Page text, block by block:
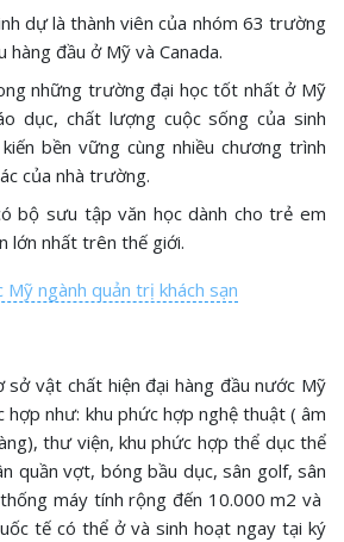
dự là thành viên của nhóm 63 trường
hàng đầu ở Mỹ và Canada.
những trường đại học tốt nhất ở Mỹ
dục, chất lượng cuộc sống của sinh
bền vững cùng nhiều chương trình
của nhà trường.
bộ sưu tập văn học dành cho trẻ em
lớn nhất trên thế giới.
Mỹ ngành quản trị khách sạn
sở vật chất hiện đại hàng đầu nước Mỹ
hợp như: khu phức hợp nghệ thuật ( âm
thư viện, khu phức hợp thể dục thể
quần vợt, bóng bầu dục, sân golf, sân
máy tính rộng đến 10.000 m2 và
tế có thể ở và sinh hoạt ngay tại ký